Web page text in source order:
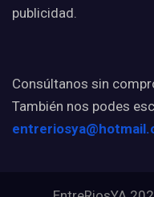
publicidad.
Consúltanos sin
También nos podes